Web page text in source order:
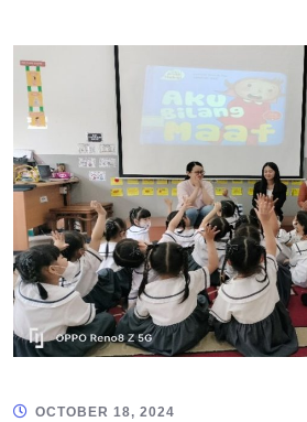
OCTOBER 18, 2024